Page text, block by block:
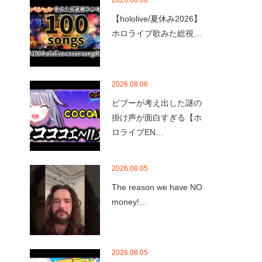
【hololive/夏休み2026】
ホロライブ歌みた総視…
2026.08.06
ビブーが考え出した謎の
掛け声が面白すぎる【ホ
ロライブEN…
2026.08.05
The reason we have NO
money!…
2026.08.05